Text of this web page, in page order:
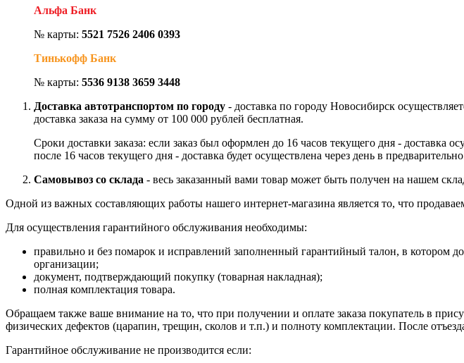
Альфа Банк
№ карты: 5521 7526 2406 0393
Тинькофф Банк
№ карты: 5536 9138 3659 3448
Доставка автотранспортом по городу - доставка по городу Новосибирск
доставка заказа на сумму от 100 000 рублей бесплатная.
Сроки доставки заказа: если заказ был оформлен до 16 часов текущего дня -
после 16 часов текущего дня - доставка будет осуществлена через день в
Самовывоз со склада - весь заказанный вами товар может быть получен на нашем
Одной из важных составляющих работы нашего интернет-магазина является то, что
Для осуществления гарантийного обслуживания необходимы:
правильно и без помарок и исправлений заполненный гарантийный талон, в
организации;
документ, подтверждающий покупку (товарная накладная);
полная комплектация товара.
Обращаем также ваше внимание на то, что при получении и оплате заказа покупатель в
физических дефектов (царапин, трещин, сколов и т.п.) и полноту комплектации. После
Гарантийное обслуживание не производится если: